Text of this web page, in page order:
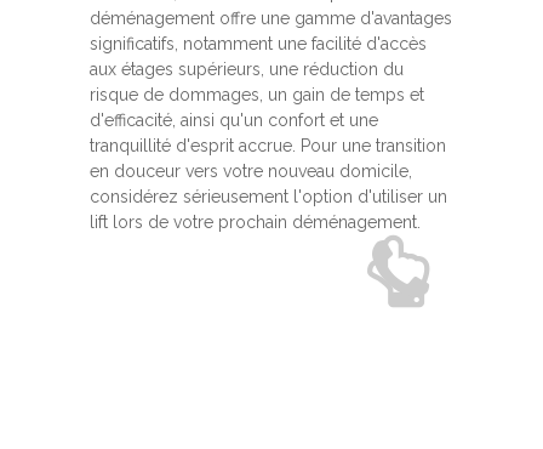
déménagement offre une gamme d'avantages
significatifs, notamment une facilité d'accès
aux étages supérieurs, une réduction du
risque de dommages, un gain de temps et
d'efficacité, ainsi qu'un confort et une
tranquillité d'esprit accrue. Pour une transition
en douceur vers votre nouveau domicile,
considérez sérieusement l'option d'utiliser un
lift lors de votre prochain déménagement.